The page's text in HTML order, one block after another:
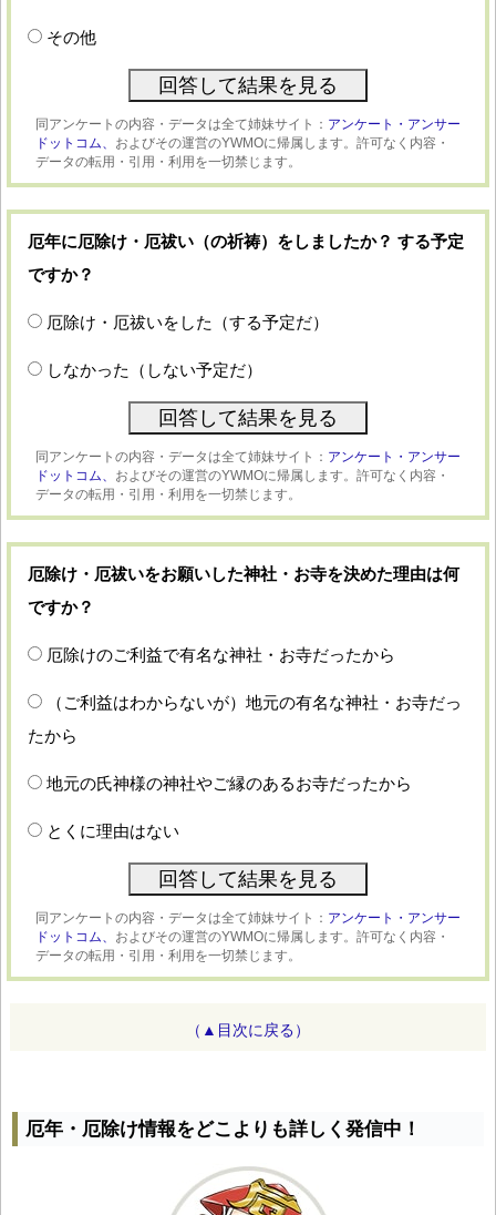
その他
同アンケートの内容・データは全て姉妹サイト： アンケート・アンサー
ドットコム、 およびその運営のYWMOに帰属します。許可なく内容・
データの転用・引用・利用を一切禁じます。
厄年に厄除け・厄祓い（の祈祷）をしましたか？ する予定
ですか？
厄除け・厄祓いをした（する予定だ）
しなかった（しない予定だ）
同アンケートの内容・データは全て姉妹サイト： アンケート・アンサー
ドットコム、 およびその運営のYWMOに帰属します。許可なく内容・
データの転用・引用・利用を一切禁じます。
厄除け・厄祓いをお願いした神社・お寺を決めた理由は何
ですか？
厄除けのご利益で有名な神社・お寺だったから
（ご利益はわからないが）地元の有名な神社・お寺だっ
たから
地元の氏神様の神社やご縁のあるお寺だったから
とくに理由はない
同アンケートの内容・データは全て姉妹サイト： アンケート・アンサー
ドットコム、 およびその運営のYWMOに帰属します。許可なく内容・
データの転用・引用・利用を一切禁じます。
（▲目次に戻る）
厄年・厄除け情報をどこよりも詳しく発信中！